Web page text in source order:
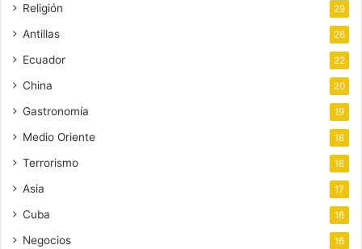
Religión 29
Antillas 26
Ecuador 22
China 20
Gastronomía 19
Medio Oriente 18
Terrorismo 18
Asia 17
Cuba 16
Negocios 16